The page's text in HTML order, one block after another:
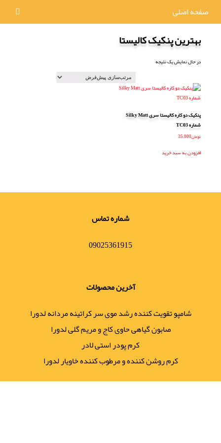
صفحه اصلی
بهترین پنکیک کالیستا
در حال نمایش یک نتیجه
پنکیک دو کاره کالیستا سری Silky Matt
شماره TC03
تومان35.000
افزودن به سبد خرید
شماره تماس
09025361915
آخرین محصولات
شامپو تقویت کننده رشد موی سر کراتینه مردانه لدورا
صابون گیاهی حاوی کاج و مریم گلی لدورا
کرم پودر استی لادر
کرم روشن کننده و مرطوب کننده خاویار لدورا